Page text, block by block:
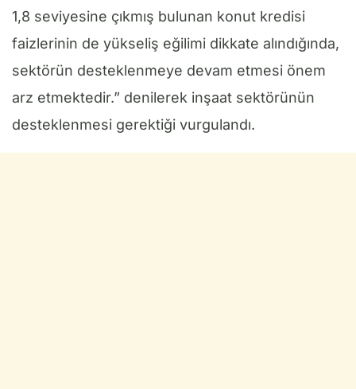
1,8 seviyesine çıkmış bulunan konut kredisi
faizlerinin de yükseliş eğilimi dikkate alındığında,
sektörün desteklenmeye devam etmesi önem
arz etmektedir.” denilerek inşaat sektörünün
desteklenmesi gerektiği vurgulandı.